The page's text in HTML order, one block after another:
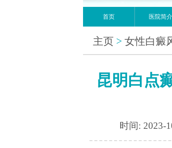
首页 医院简介
主页 > 女性白癜
昆明白点
时间: 2023-